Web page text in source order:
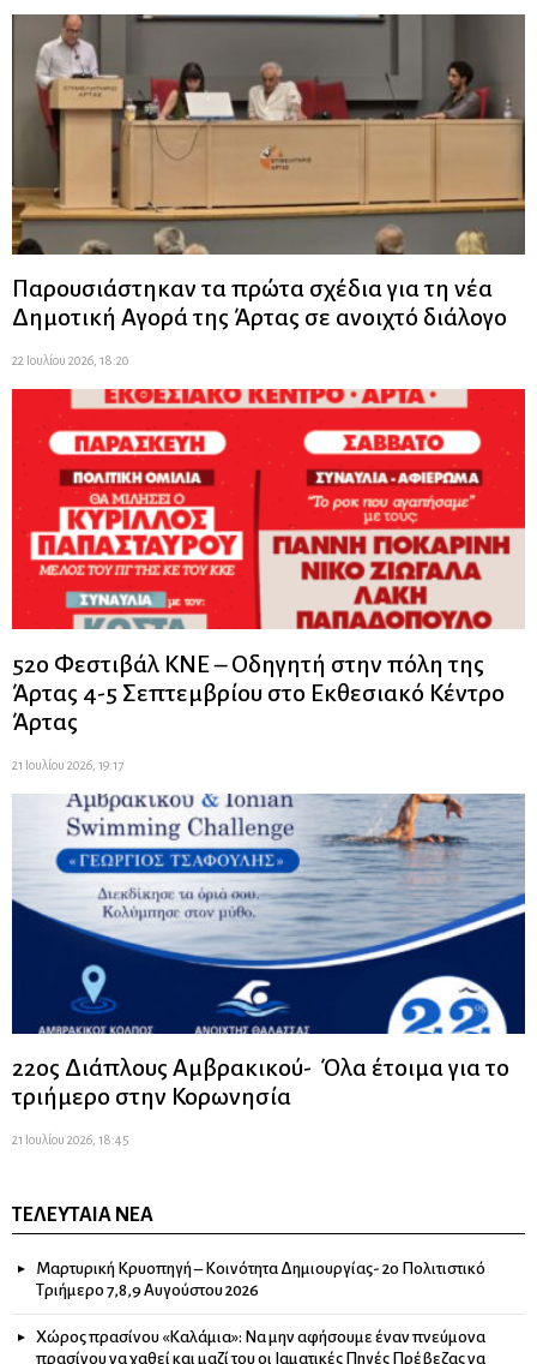
Παρουσιάστηκαν τα πρώτα σχέδια για τη νέα
Δημοτική Αγορά της Άρτας σε ανοιχτό διάλογο
22 Ιουλίου 2026, 18:20
52ο Φεστιβάλ ΚΝΕ – Οδηγητή στην πόλη της
Άρτας 4-5 Σεπτεμβρίου στο Εκθεσιακό Κέντρο
Άρτας
21 Ιουλίου 2026, 19:17
22ος Διάπλους Αμβρακικού- Όλα έτοιμα για το
τριήμερο στην Κορωνησία
21 Ιουλίου 2026, 18:45
ΤΕΛΕΥΤΑΊΑ ΝΈΑ
Μαρτυρική Κρυοπηγή – Κοινότητα Δημιουργίας- 2ο Πολιτιστικό
Τριήμερο 7,8,9 Αυγούστου 2026
Χώρος πρασίνου «Καλάμια»: Να μην αφήσουμε έναν πνεύμονα
πρασίνου να χαθεί και μαζί του οι Ιαματικές Πηγές Πρέβεζας να